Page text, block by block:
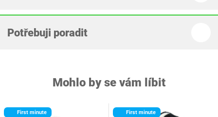
Potřebuji poradit
Mohlo by se vám líbit
First minute First minute